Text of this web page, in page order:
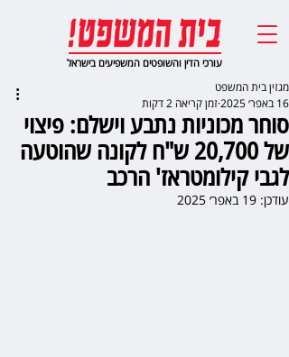
עורכי הדין והשופטים המשפיעים בישראל
סוחר מכוניות נתבע וישלם: פיצוי
של 20,700 ש"ח לקונה שהוטעה
לגבי קילומטראז' הרכב
מגזין בית המשפט
16 באפר׳ 2025
זמן קריאה 2 דקות
עודכן: 19 באפר׳ 2025